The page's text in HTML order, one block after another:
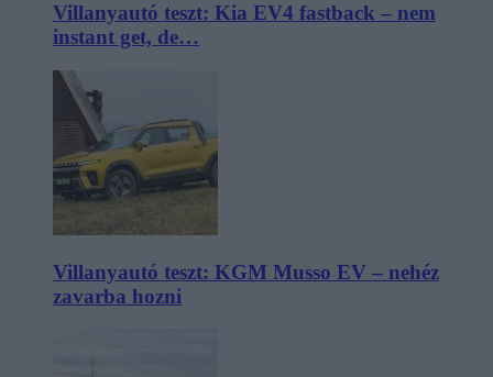
Villanyautó teszt: Kia EV4 fastback – nem
instant get, de…
Villanyautó teszt: KGM Musso EV – nehéz
zavarba hozni